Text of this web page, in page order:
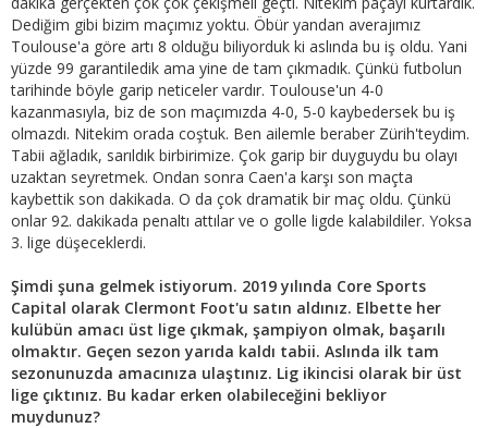
Dediğim gibi bizim maçımız yoktu. Öbür yandan averajımız
Toulouse'a göre artı 8 olduğu biliyorduk ki aslında bu iş oldu. Yani
yüzde 99 garantiledik ama yine de tam çıkmadık. Çünkü futbolun
tarihinde böyle garip neticeler vardır. Toulouse'un 4-0
kazanmasıyla, biz de son maçımızda 4-0, 5-0 kaybedersek bu iş
olmazdı. Nitekim orada coştuk. Ben ailemle beraber Zürih'teydim.
Tabii ağladık, sarıldık birbirimize. Çok garip bir duyguydu bu olayı
uzaktan seyretmek. Ondan sonra Caen'a karşı son maçta
kaybettik son dakikada. O da çok dramatik bir maç oldu. Çünkü
onlar 92. dakikada penaltı attılar ve o golle ligde kalabildiler. Yoksa
3. lige düşeceklerdi.
Şimdi şuna gelmek istiyorum. 2019 yılında Core Sports
Capital olarak Clermont Foot'u satın aldınız. Elbette her
kulübün amacı üst lige çıkmak, şampiyon olmak, başarılı
olmaktır. Geçen sezon yarıda kaldı tabii. Aslında ilk tam
sezonunuzda amacınıza ulaştınız. Lig ikincisi olarak bir üst
lige çıktınız. Bu kadar erken olabileceğini bekliyor
muydunuz?